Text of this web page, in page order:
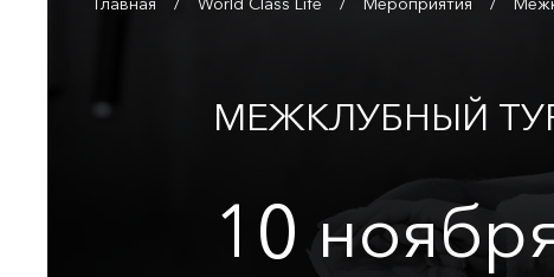
Главная World Class Life Мероприятия
МЕЖКЛУБНЫЙ
10